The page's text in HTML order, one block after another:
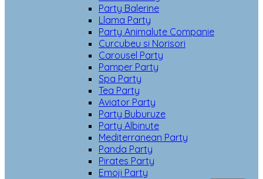
Party Balerine
Llama Party
Party Animalute Companie
Curcubeu si Norisori
Carousel Party
Pamper Party
Spa Party
Tea Party
Aviator Party
Party Buburuze
Party Albinute
Mediterranean Party
Panda Party
Pirates Party
Emoji Party